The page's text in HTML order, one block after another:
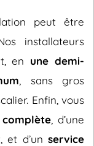
peut être
installateurs
en une demi-
, sans gros
Enfin, vous
, d’une
et d’un service